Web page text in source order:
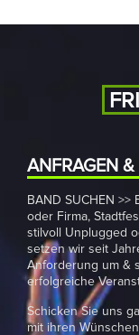
DOWNLOADS
KONTAKT
IMPRESSUM
ANFRAGEN
BAND SUCHEN >>
oder Firma,
stilvoll Unplugged
setzen wir seit
Anforderung um &
erfolgreiche
Schicken Sie uns
mit ihren